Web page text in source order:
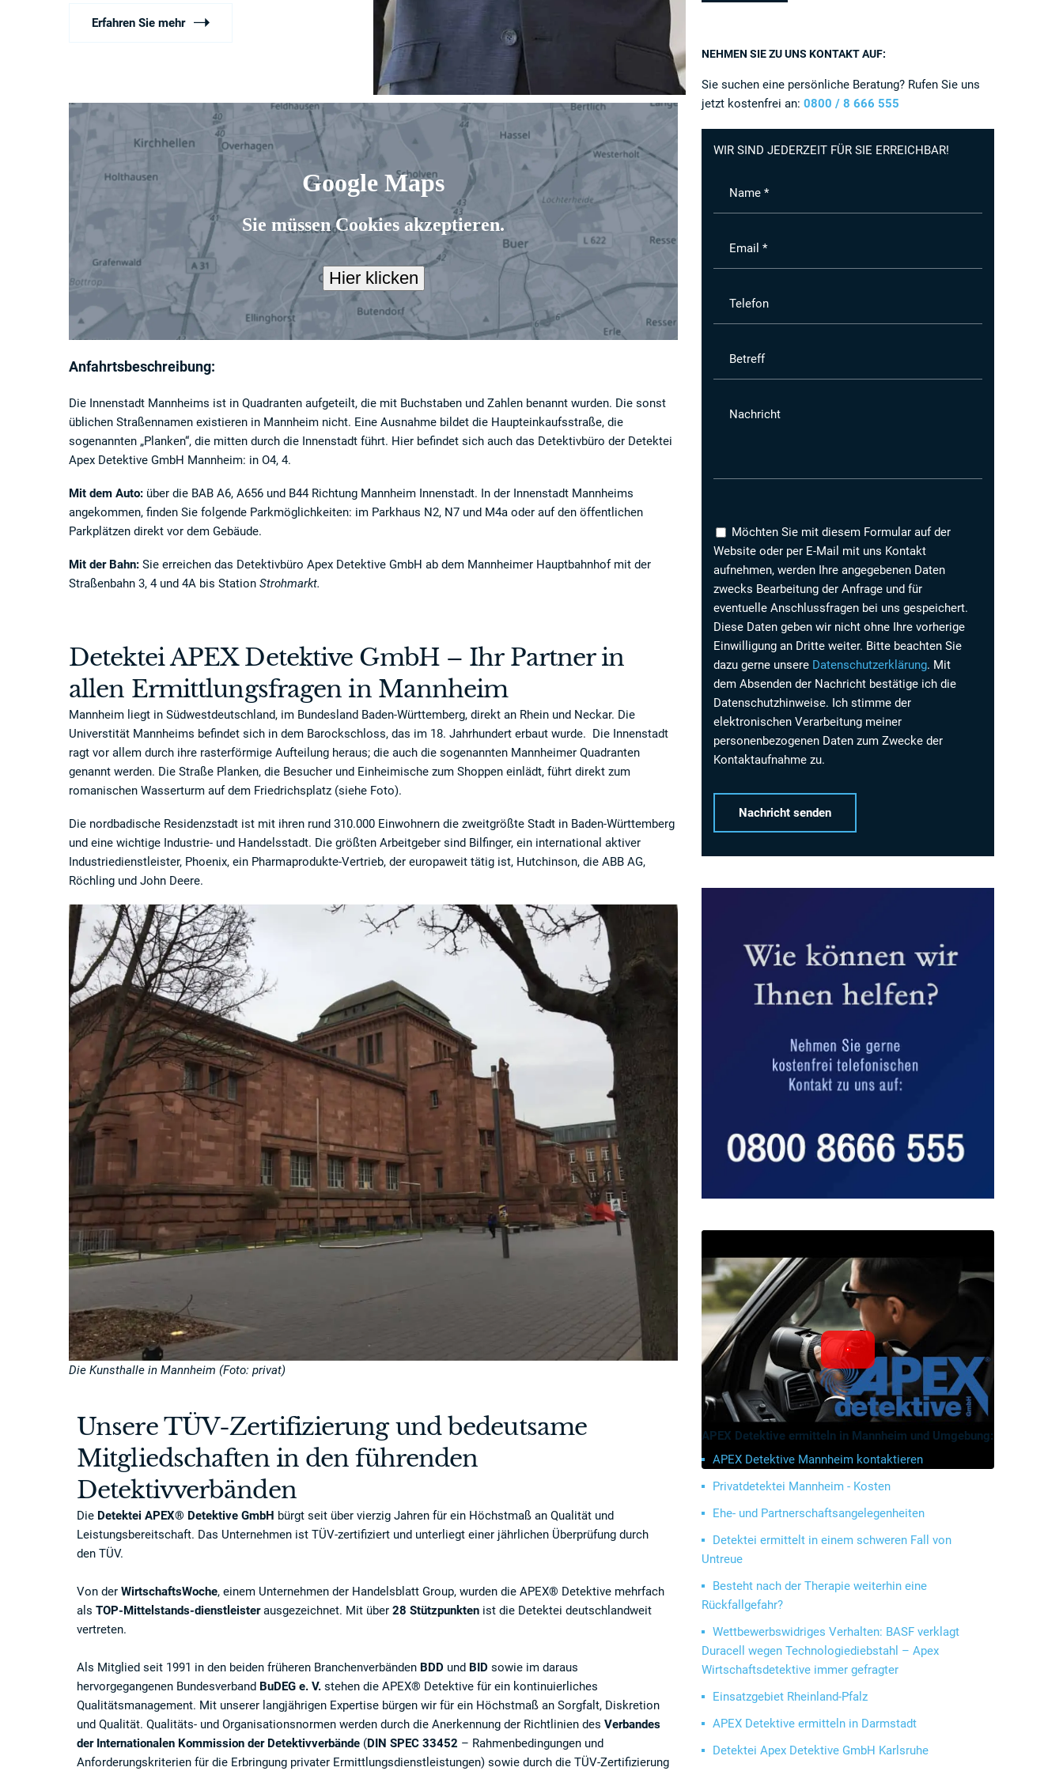
Erfahren Sie mehr
Anfahrtsbeschreibung:
Die Innenstadt Mannheims ist in Quadranten aufgeteilt, die mit Buchstaben und Zahlen benannt wurden. Die sonst
üblichen Straßennamen existieren in Mannheim nicht. Eine Ausnahme bildet die Haupteinkaufsstraße, die
sogenannten „Planken“, die mitten durch die Innenstadt führt. Hier befindet sich auch das Detektivbüro der Detektei
Apex Detektive GmbH Mannheim: in O4, 4.
Mit dem Auto: über die BAB A6, A656 und B44 Richtung Mannheim Innenstadt. In der Innenstadt Mannheims
angekommen, finden Sie folgende Parkmöglichkeiten: im Parkhaus N2, N7 und M4a oder auf den öffentlichen
Parkplätzen direkt vor dem Gebäude.
Mit der Bahn: Sie erreichen das Detektivbüro Apex Detektive GmbH ab dem Mannheimer Hauptbahnhof mit der
Straßenbahn 3, 4 und 4A bis Station Strohmarkt.
Detektei APEX Detektive GmbH – Ihr Partner in
allen Ermittlungsfragen in Mannheim
Mannheim liegt in Südwestdeutschland, im Bundesland Baden-Württemberg, direkt an Rhein und Neckar. Die
Universtität Mannheims befindet sich in dem Barockschloss, das im 18. Jahrhundert erbaut wurde. Die Innenstadt
ragt vor allem durch ihre rasterförmige Aufteilung heraus; die auch die sogenannten Mannheimer Quadranten
genannt werden. Die Straße Planken, die Besucher und Einheimische zum Shoppen einlädt, führt direkt zum
romanischen Wasserturm auf dem Friedrichsplatz (siehe Foto).
Die nordbadische Residenzstadt ist mit ihren rund 310.000 Einwohnern die zweitgrößte Stadt in Baden-Württemberg
und eine wichtige Industrie- und Handelsstadt. Die größten Arbeitgeber sind Bilfinger, ein international aktiver
Industriedienstleister, Phoenix, ein Pharmaprodukte-Vertrieb, der europaweit tätig ist, Hutchinson, die ABB AG,
Röchling und John Deere.
Die Kunsthalle in Mannheim (Foto: privat)
Unsere TÜV-Zertifizierung und bedeutsame
Mitgliedschaften in den führenden
Detektivverbänden
Die Detektei APEX® Detektive GmbH bürgt seit über vierzig Jahren für ein Höchstmaß an Qualität und
Leistungsbereitschaft. Das Unternehmen ist TÜV-zertifiziert und unterliegt einer jährlichen Überprüfung durch
den TÜV.
Von der WirtschaftsWoche, einem Unternehmen der Handelsblatt Group, wurden die APEX® Detektive mehrfach
als TOP-Mittelstands-dienstleisterausgezeichnet. Mit über 28 Stützpunkten ist die Detektei deutschlandweit
vertreten.
Als Mitglied seit 1991 in den beiden früheren Branchenverbänden BDD und BID sowie im daraus
hervorgegangenen Bundesverband BuDEG e. V. stehen die APEX® Detektive für ein kontinuierliches
Qualitätsmanagement. Mit unserer langjährigen Expertise bürgen wir für ein Höchstmaß an Sorgfalt, Diskretion
und Qualität. Qualitäts- und Organisationsnormen werden durch die Anerkennung der Richtlinien des Verbandes
der Internationalen Kommission der Detektivverbände (DIN SPEC 33452 – Rahmenbedingungen und
Anforderungskriterien für die Erbringung privater Ermittlungsdienstleistungen) sowie durch die TÜV-Zertifizierung
NEHMEN SIE ZU UNS KONTAKT AUF:
Sie suchen eine persönliche Beratung? Rufen Sie uns
jetzt kostenfrei an: 0800 / 8 666 555
WIR SIND JEDERZEIT FÜR SIE ERREICHBAR!
Name *
Email *
Telefon
Betreff
Nachricht
Möchten Sie mit diesem Formular auf der
Website oder per E-Mail mit uns Kontakt
aufnehmen, werden Ihre angegebenen Daten
zwecks Bearbeitung der Anfrage und für
eventuelle Anschlussfragen bei uns gespeichert.
Diese Daten geben wir nicht ohne Ihre vorherige
Einwilligung an Dritte weiter. Bitte beachten Sie
dazu gerne unsere Datenschutzerklärung. Mit
dem Absenden der Nachricht bestätige ich die
Datenschutzhinweise. Ich stimme der
elektronischen Verarbeitung meiner
personenbezogenen Daten zum Zwecke der
Kontaktaufnahme zu.
APEX Detektive ermitteln in Mannheim und Umgebung:
APEX Detektive Mannheim kontaktieren
Privatdetektei Mannheim - Kosten
Ehe- und Partnerschaftsangelegenheiten
Detektei ermittelt in einem schweren Fall von
Untreue
Besteht nach der Therapie weiterhin eine
Rückfallgefahr?
Wettbewerbswidriges Verhalten: BASF verklagt
Duracell wegen Technologiediebstahl – Apex
Wirtschaftsdetektive immer gefragter
Einsatzgebiet Rheinland-Pfalz
APEX Detektive ermitteln in Darmstadt
Detektei Apex Detektive GmbH Karlsruhe